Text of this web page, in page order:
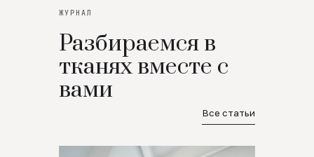
ЖУРНАЛ
Разбираемся в
тканях вместе с
вами
Все статьи